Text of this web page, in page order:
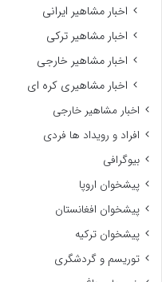
اخبار مشاهیر ایرانی
اخبار مشاهیر ترکی
اخبار مشاهیر خارجی
اخبار مشاهیری کره ای
اخبار مشاهیر خارجی
افراد و رویداد ها فردی
بیوگرافی
پیشخوان اروپا
پیشخوان افغانستان
پیشخوان ترکیه
توریسم و گردشگری